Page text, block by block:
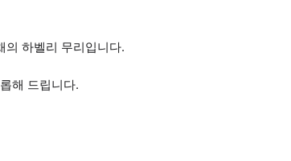
의 하벨리 무리입니다.
해 드립니다.